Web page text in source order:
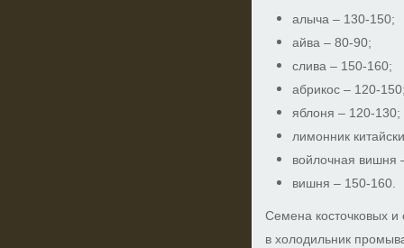
алыча – 130-150;
айва – 80-90;
слива – 150-160;
абрикос – 120-
яблоня – 120-130;
лимонник
войлочная вишня
вишня – 150-160.
Семена косточковых и
в холодильник